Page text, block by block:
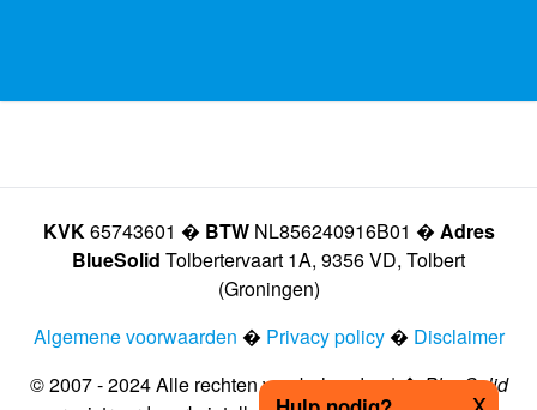
KVK65743601 � BTWNL856240916B01 � Adres
BlueSolid Tolbertervaart 1A, 9356 VD, Tolbert
(Groningen)
Algemene voorwaarden � Privacy policy� Disclaimer
© 2007 - 2024 Alle rechten voorbehouden | �BlueSolid
x